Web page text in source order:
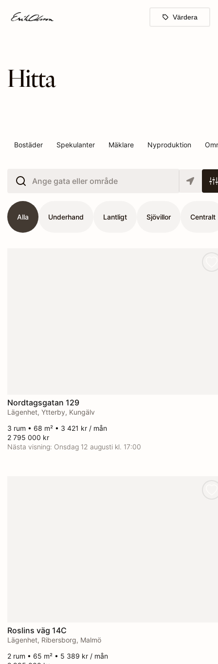
Värdera
Hitta
Bostäder Spekulanter Mäklare Nyproduktion
Ange gata eller område
Alla Underhand Lantligt Sjövillor Centralt
Nordtagsgatan 129
Lägenhet, Ytterby, Kungälv
3 rum • 68 m² • 3 421 kr / mån
2 795 000 kr
Nästa visning: Onsdag 12 augusti kl. 17:00
Roslins väg 14C
Lägenhet, Ribersborg, Malmö
2 rum • 65 m² • 5 389 kr / mån